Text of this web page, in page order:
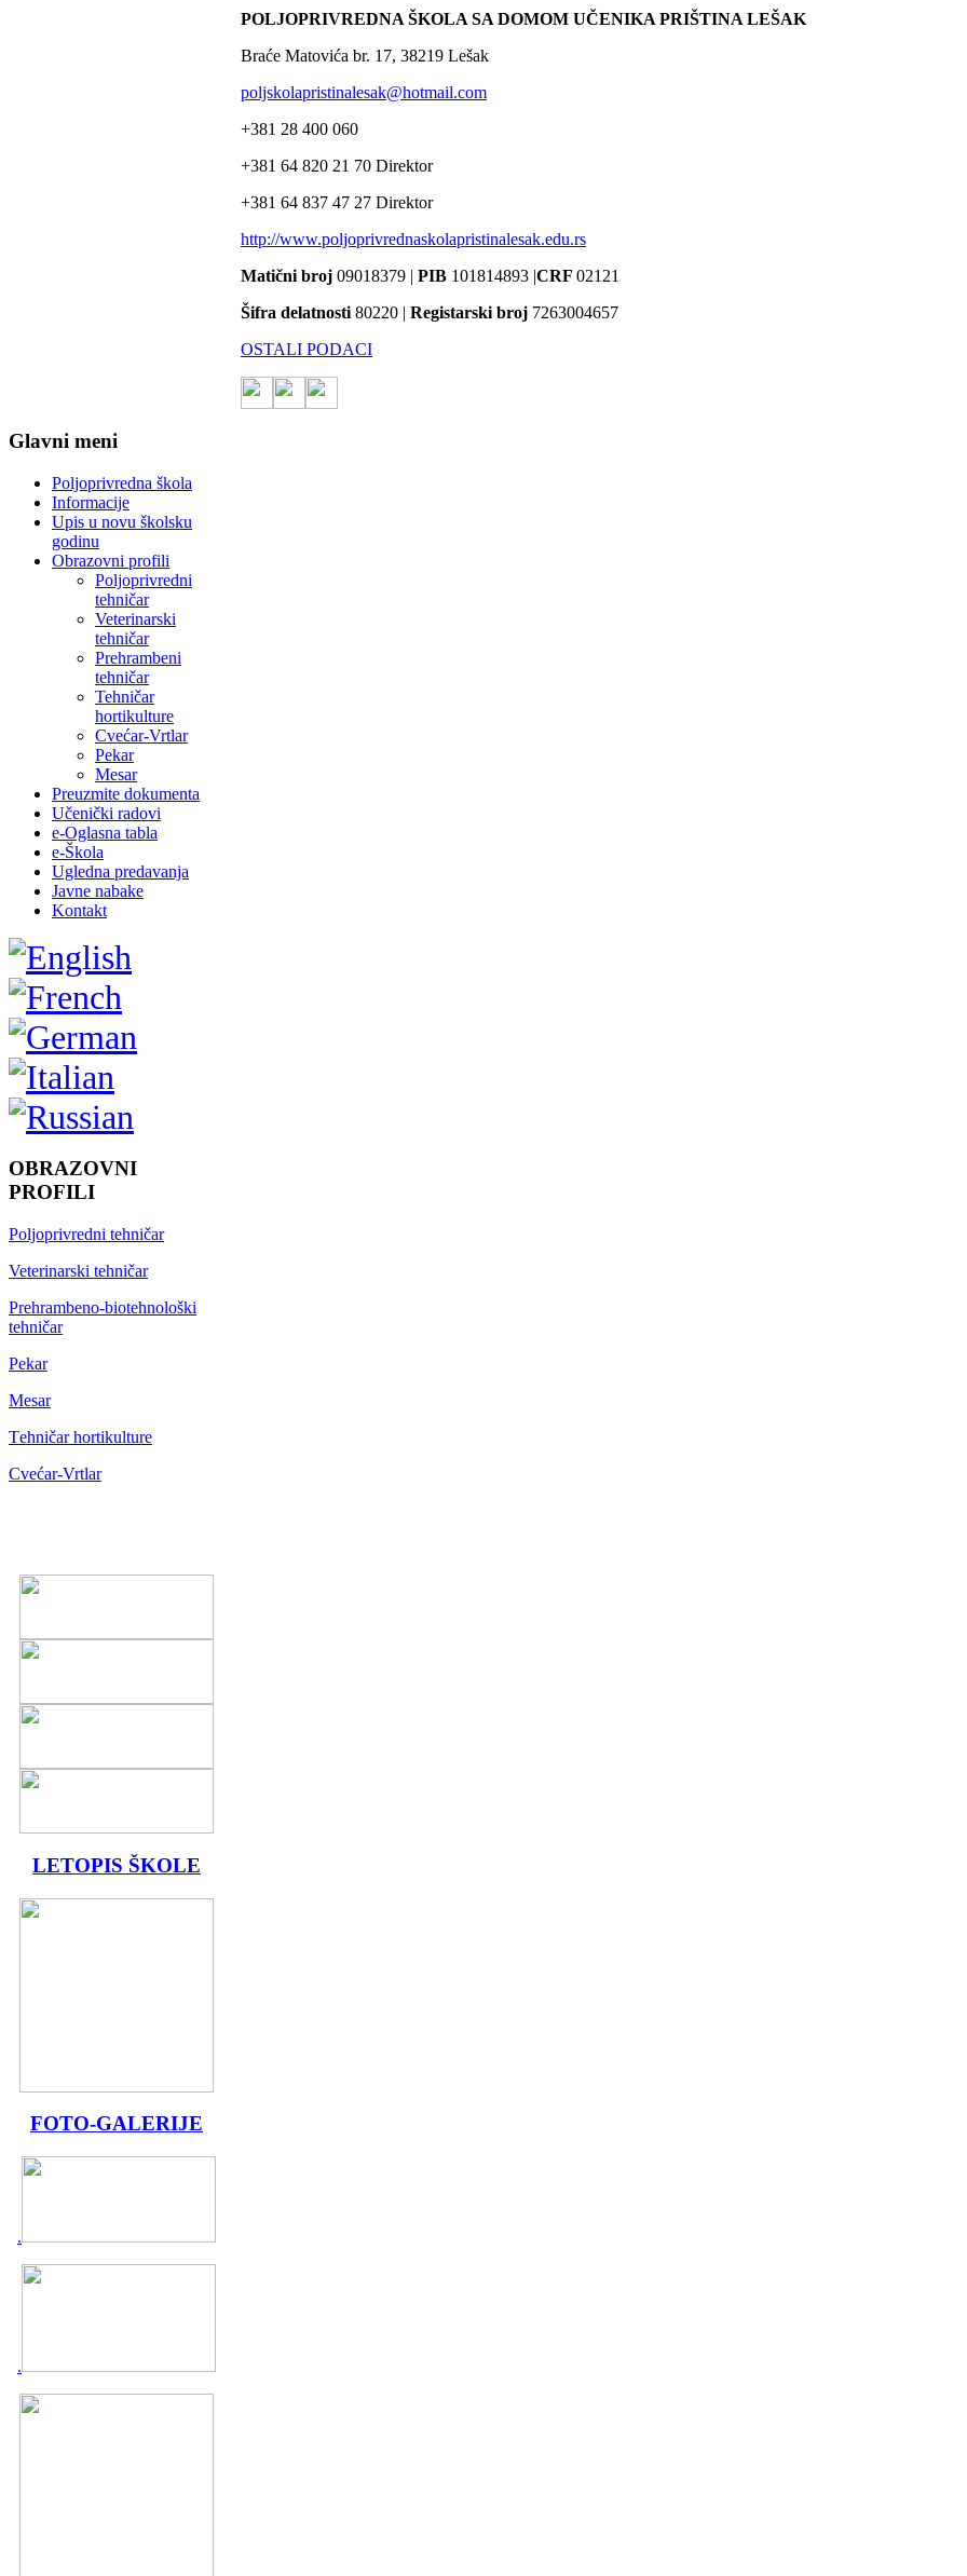
POLJOPRIVREDNA ŠKOLA SA DOMOM UČENIKA PRIŠTINA LEŠAK
Braće Matovića br. 17, 38219 Lešak
poljskolapristinalesak@hotmail.com
+381 28 400 060
+381 64 820 21 70 Direktor
+381 64 837 47 27 Direktor
http://www.poljoprivrednaskolapristinalesak.edu.rs
Matični broj 09018379 | PIB 101814893 |CRF 02121
Šifra delatnosti 80220 | Registarski broj 7263004657
OSTALI PODACI
Glavni meni
Poljoprivredna škola
Informacije
Upis u novu školsku
godinu
Obrazovni profili
Poljoprivredni
tehničar
Veterinarski
tehničar
Prehrambeni
tehničar
Tehničar
hortikulture
Cvećar-Vrtlar
Pekar
Mesar
Preuzmite dokumenta
Učenički radovi
e-Oglasna tabla
e-Škola
Ugledna predavanja
Javne nabake
Kontakt
OBRAZOVNI
PROFILI
Poljoprivredni tehničar
Veterinarski tehničar
Prehrambeno-biotehnološki
tehničar
Pekar
Mesar
Тehničar hortikulture
Cvećar-Vrtlar
LETOPIS ŠKOLE
FOTO-GALERIJE
.
.